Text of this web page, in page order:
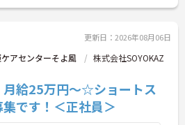
更新日：2026年08月06日
アセンターそよ風
株式会社SOYOKAZ
月給25万円～☆ショートス
です！＜正社員＞